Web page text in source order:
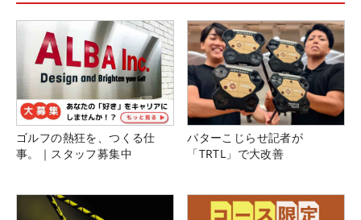
ゴルフの熱狂を、つくる仕
事。｜スタッフ募集中
パターこじらせ記者が
「TRTL」で大改善